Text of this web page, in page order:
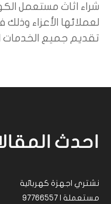
شراء اثاث مستعمل
لعملائها الأعزاء
تقديم جميع الخدمات
احدث
نشتري اجهزة كهربائية
مستعملة | 97766557